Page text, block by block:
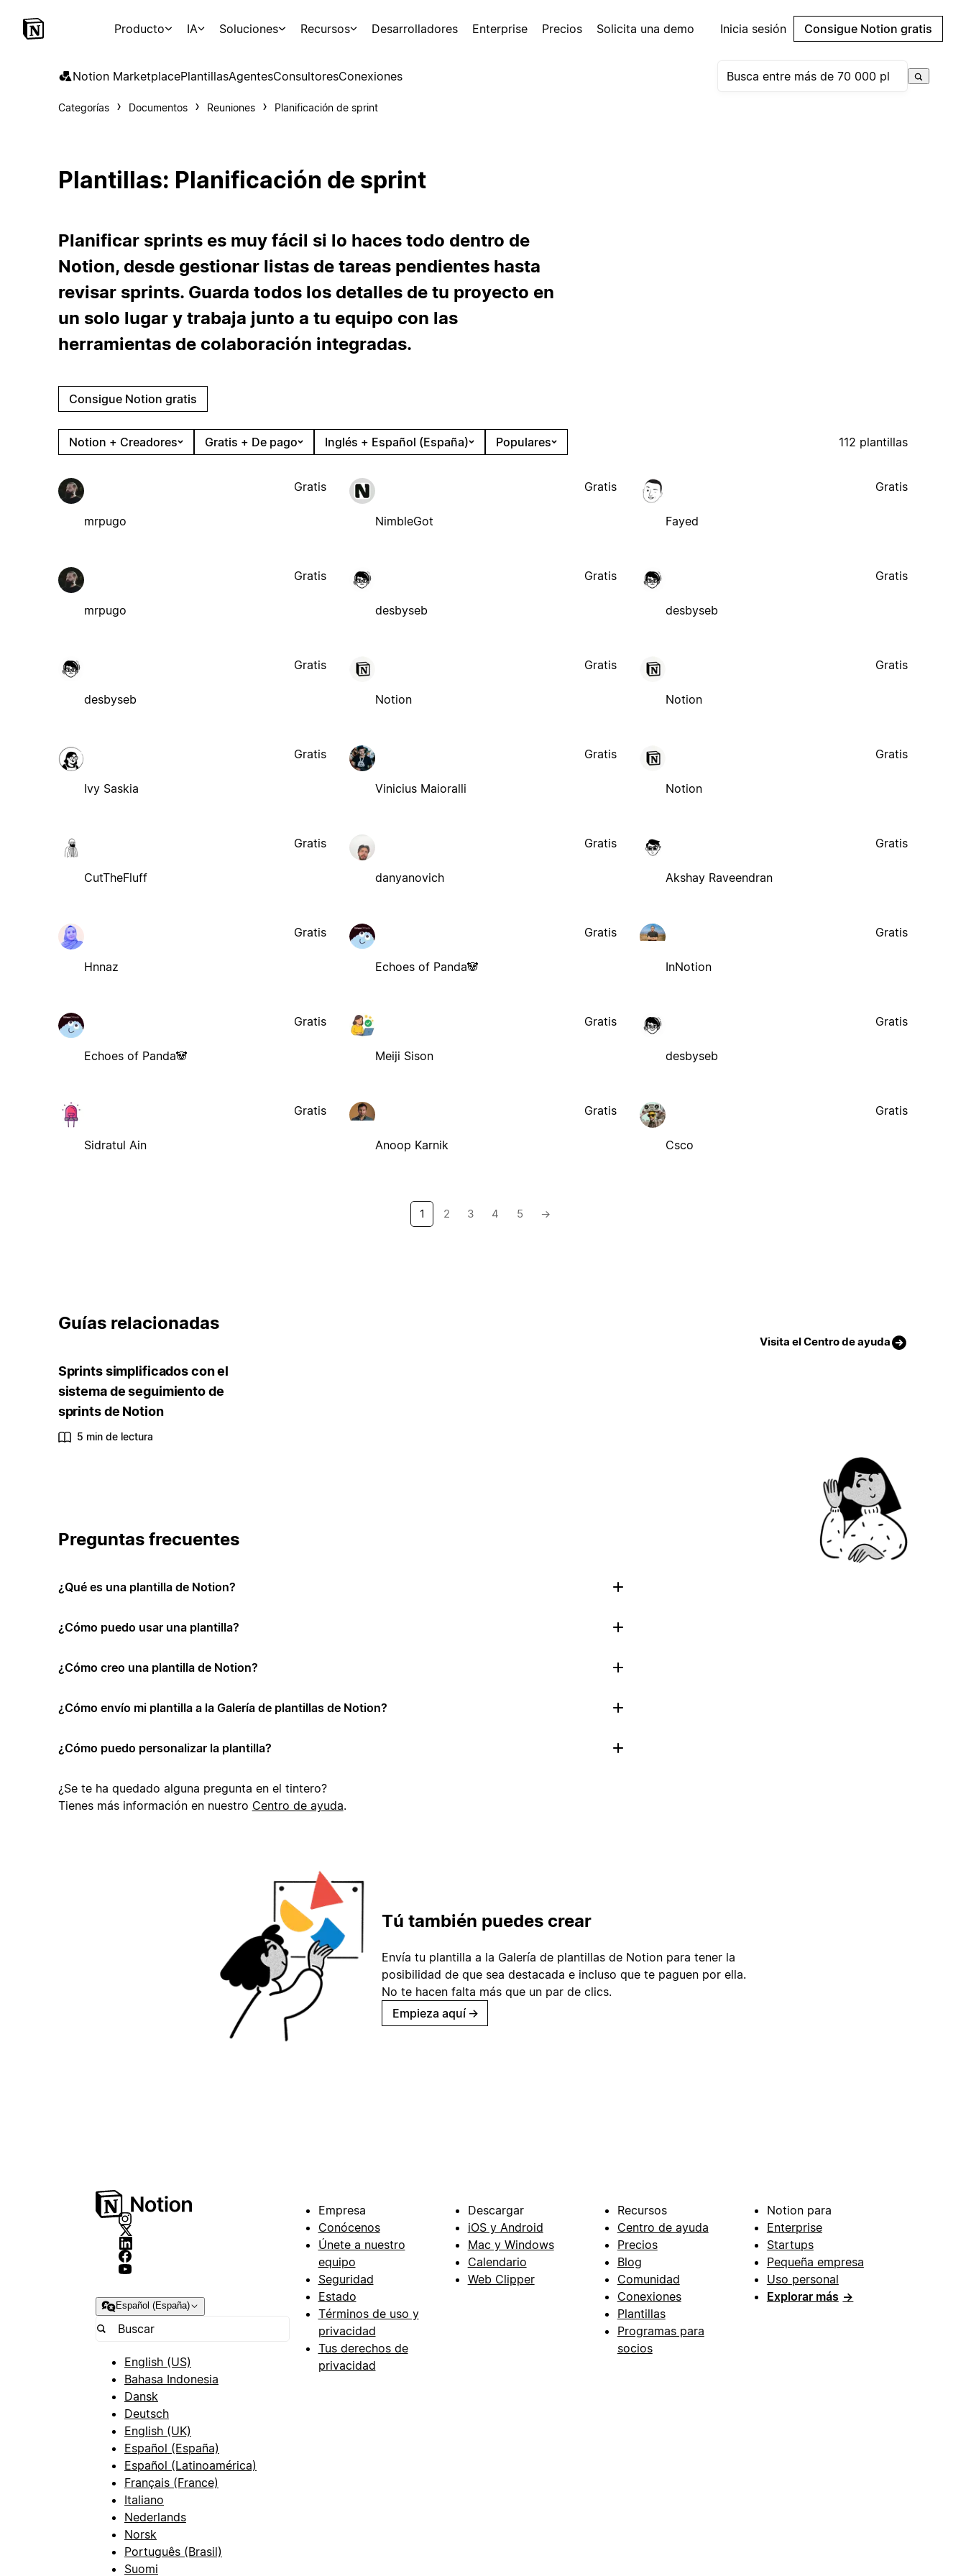
Producto IA Soluciones Recursos Desarrolladores Enterprise Precios Solicita una demo Inicia sesión Consigue Notion gratis
Notion MarketplacePlantillasAgentesConsultoresConexiones
Categorías Documentos Reuniones Planificación de sprint
Plantillas: Planificación de sprint
Planificar sprints es muy fácil si lo haces todo dentro de
Notion, desde gestionar listas de tareas pendientes hasta
revisar sprints. Guarda todos los detalles de tu proyecto en
un solo lugar y trabaja junto a tu equipo con las
herramientas de colaboración integradas.
Consigue Notion gratis
Notion + Creadores Gratis + De pago Inglés + Español (España) Populares 112 plantillas
mrpugo
Gratis
NimbleGot
Gratis
Fayed
Gratis
mrpugo
Gratis
desbyseb
Gratis
desbyseb
Gratis
desbyseb
Gratis
Notion
Gratis
Notion
Gratis
Ivy Saskia
Gratis
Vinicius Maioralli
Gratis
Notion
Gratis
CutTheFluff
Gratis
danyanovich
Gratis
Akshay Raveendran
Gratis
Hnnaz
Gratis
Echoes of Panda🐼
Gratis
InNotion
Gratis
Echoes of Panda🐼
Gratis
Meiji Sison
Gratis
desbyseb
Gratis
Sidratul Ain
Gratis
Anoop Karnik
Gratis
Csco
Gratis
1 2 3 4 5 →
Guías relacionadas
Visita el Centro de ayuda
Sprints simplificados con el
sistema de seguimiento de
sprints de Notion
5 min de lectura
Preguntas frecuentes
¿Qué es una plantilla de Notion?
¿Cómo puedo usar una plantilla?
¿Cómo creo una plantilla de Notion?
¿Cómo envío mi plantilla a la Galería de plantillas de Notion?
¿Cómo puedo personalizar la plantilla?
¿Se te ha quedado alguna pregunta en el tintero?
Tienes más información en nuestro Centro de ayuda.
Tú también puedes crear
Envía tu plantilla a la Galería de plantillas de Notion para tener la
posibilidad de que sea destacada e incluso que te paguen por ella.
No te hacen falta más que un par de clics.
Empieza aquí →
Español (España)
English (US)
Bahasa Indonesia
Dansk
Deutsch
English (UK)
Español (España)
Español (Latinoamérica)
Français (France)
Italiano
Nederlands
Norsk
Português (Brasil)
Suomi
Empresa
Conócenos
Únete a nuestro
equipo
Seguridad
Estado
Términos de uso y
privacidad
Tus derechos de
privacidad
Descargar
iOS y Android
Mac y Windows
Calendario
Web Clipper
Recursos
Centro de ayuda
Precios
Blog
Comunidad
Conexiones
Plantillas
Programas para
socios
Notion para
Enterprise
Startups
Pequeña empresa
Uso personal
Explorar más →